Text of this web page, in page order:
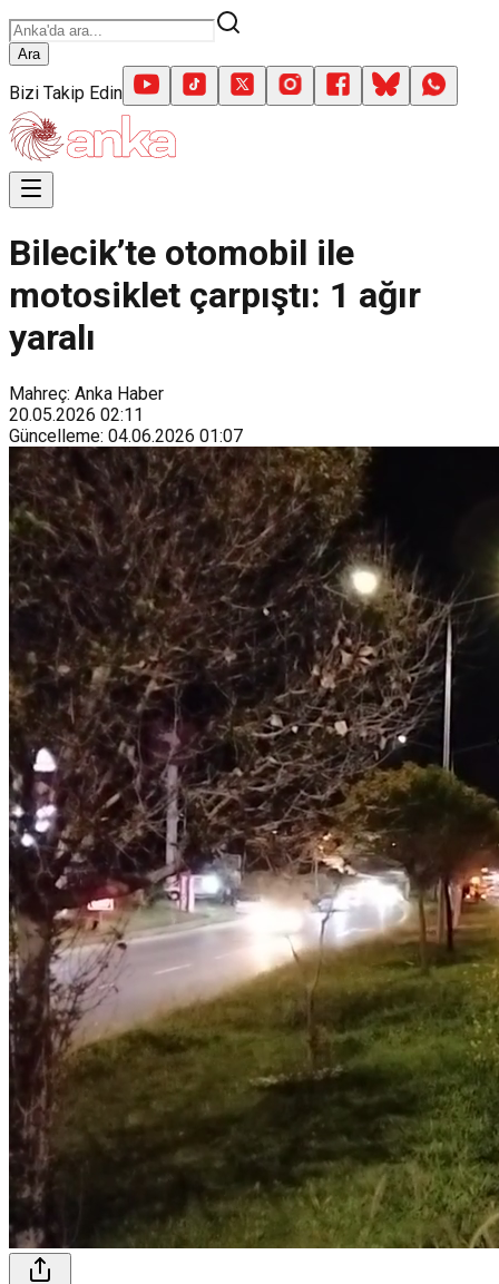
Ara
Bizi Takip Edin
Bilecik’te otomobil ile
motosiklet çarpıştı: 1 ağır
yaralı
Mahreç: Anka Haber
20.05.2026 02:11
Güncelleme: 04.06.2026 01:07